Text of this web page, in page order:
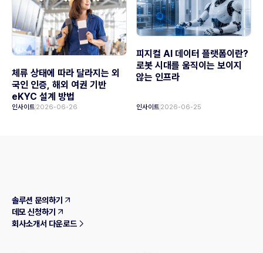
체류 상태에 따라 달라지는 외
국인 인증, 해외 여권 기반
eKYC 설계 방법
인사이트 2026-06-26
피지컬 AI 데이터 플랫폼이란?
로봇 시대를 움직이는 보이지
않는 인프라
인사이트 2026-06-25
솔루션 문의하기
데모 신청하기
회사소개서 다운로드